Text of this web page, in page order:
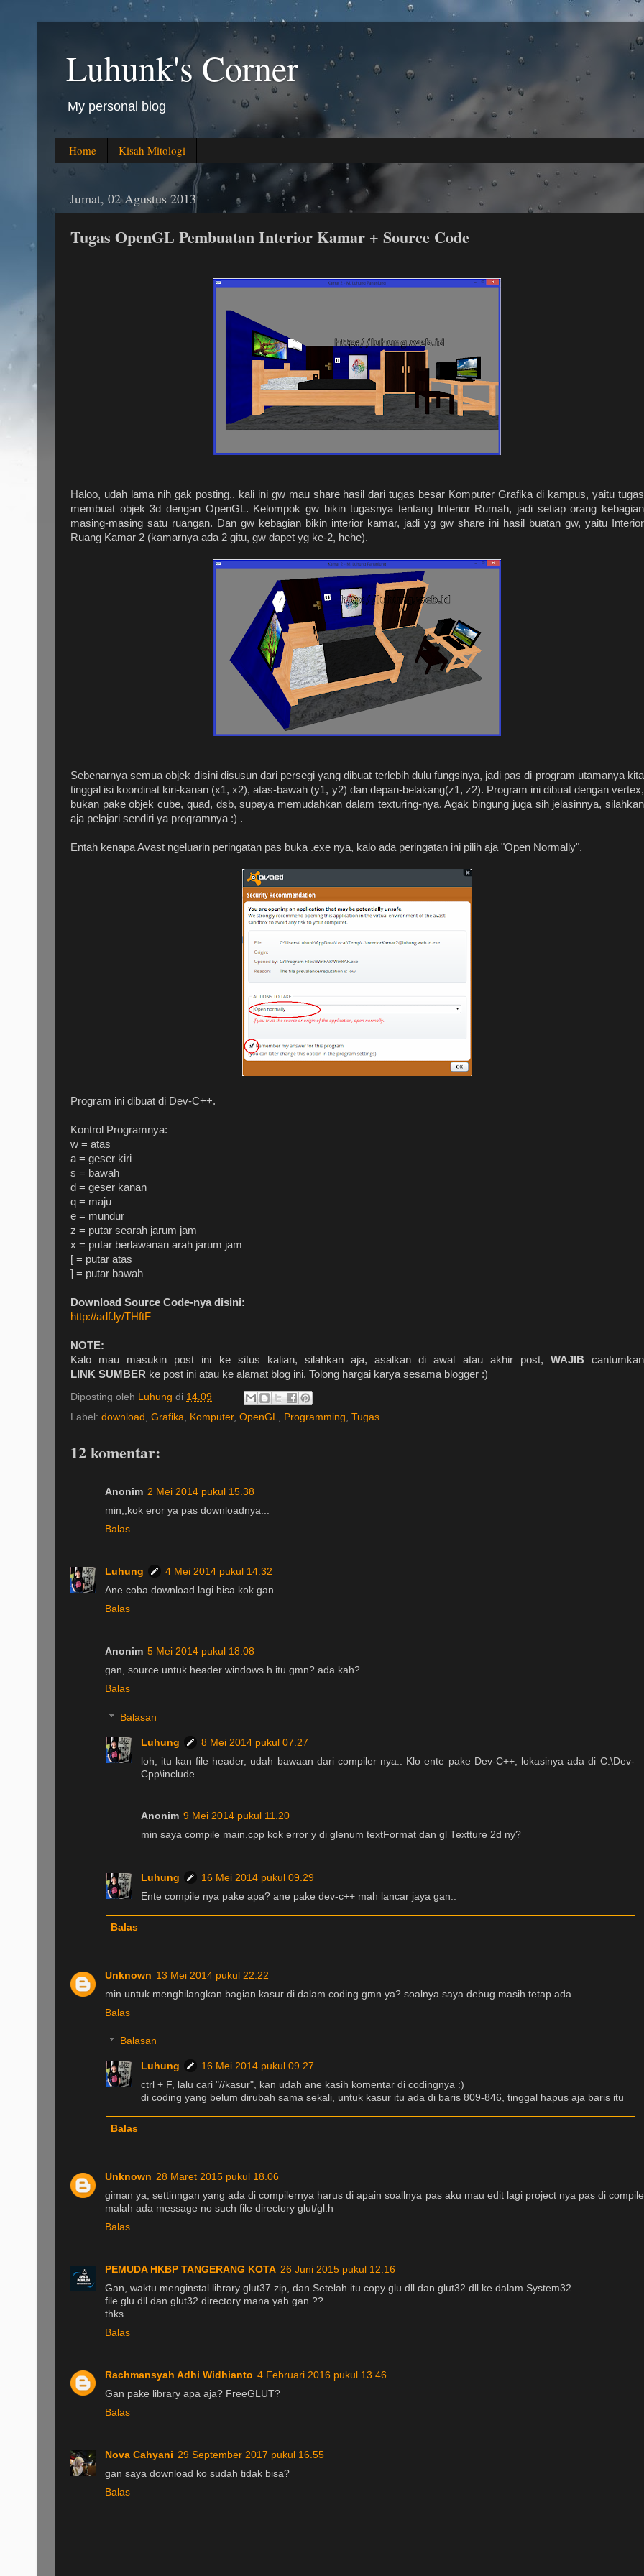
Luhunk's Corner
My personal blog
Home Kisah Mitologi
Jumat, 02 Agustus 2013
Tugas OpenGL Pembuatan Interior Kamar + Source Code
Haloo, udah lama nih gak posting.. kali ini gw mau share hasil dari tugas besar Komputer Grafika di kampus, yaitu tugas
membuat objek 3d dengan OpenGL. Kelompok gw bikin tugasnya tentang Interior Rumah, jadi setiap orang kebagian
masing-masing satu ruangan. Dan gw kebagian bikin interior kamar, jadi yg gw share ini hasil buatan gw, yaitu Interior
Ruang Kamar 2 (kamarnya ada 2 gitu, gw dapet yg ke-2, hehe).
Sebenarnya semua objek disini disusun dari persegi yang dibuat terlebih dulu fungsinya, jadi pas di program utamanya kita
tinggal isi koordinat kiri-kanan (x1, x2), atas-bawah (y1, y2) dan depan-belakang(z1, z2). Program ini dibuat dengan vertex,
bukan pake objek cube, quad, dsb, supaya memudahkan dalam texturing-nya. Agak bingung juga sih jelasinnya, silahkan
aja pelajari sendiri ya programnya :) .
Entah kenapa Avast ngeluarin peringatan pas buka .exe nya, kalo ada peringatan ini pilih aja "Open Normally".
Program ini dibuat di Dev-C++.
Kontrol Programnya:
w = atas
a = geser kiri
s = bawah
d = geser kanan
q = maju
e = mundur
z = putar searah jarum jam
x = putar berlawanan arah jarum jam
[ = putar atas
] = putar bawah
Download Source Code-nya disini:
http://adf.ly/THftF
NOTE:
Kalo mau masukin post ini ke situs kalian, silahkan aja, asalkan di awal atau akhir post, WAJIB cantumkan
LINK SUMBER ke post ini atau ke alamat blog ini. Tolong hargai karya sesama blogger :)
Diposting oleh Luhung di 14.09
Label: download , Grafika, Komputer, OpenGL, Programming, Tugas
12 komentar:
Anonim 2 Mei 2014 pukul 15.38
min,,kok eror ya pas downloadnya...
Balas
Luhung
4 Mei 2014 pukul 14.32
Ane coba download lagi bisa kok gan
Balas
Anonim 5 Mei 2014 pukul 18.08
gan, source untuk header windows.h itu gmn? ada kah?
Balas
Balasan
Luhung
8 Mei 2014 pukul 07.27
loh, itu kan file header, udah bawaan dari compiler nya.. Klo ente pake Dev-C++, lokasinya ada di C:\Dev-
Cpp\include
Anonim 9 Mei 2014 pukul 11.20
min saya compile main.cpp kok error y di glenum textFormat dan gl Textture 2d ny?
Luhung
16 Mei 2014 pukul 09.29
Ente compile nya pake apa? ane pake dev-c++ mah lancar jaya gan..
Balas
Unknown 13 Mei 2014 pukul 22.22
min untuk menghilangkan bagian kasur di dalam coding gmn ya? soalnya saya debug masih tetap ada.
Balas
Balasan
Luhung
16 Mei 2014 pukul 09.27
ctrl + F, lalu cari "//kasur", kan udah ane kasih komentar di codingnya :)
di coding yang belum dirubah sama sekali, untuk kasur itu ada di baris 809-846, tinggal hapus aja baris itu
Balas
Unknown 28 Maret 2015 pukul 18.06
giman ya, settinngan yang ada di compilernya harus di apain soallnya pas aku mau edit lagi project nya pas di compile
malah ada message no such file directory glut/gl.h
Balas
PEMUDA HKBP TANGERANG KOTA 26 Juni 2015 pukul 12.16
Gan, waktu menginstal library glut37.zip, dan Setelah itu copy glu.dll dan glut32.dll ke dalam System32 .
file glu.dll dan glut32 directory mana yah gan ??
thks
Balas
Rachmansyah Adhi Widhianto 4 Februari 2016 pukul 13.46
Gan pake library apa aja? FreeGLUT?
Balas
Nova Cahyani 29 September 2017 pukul 16.55
gan saya download ko sudah tidak bisa?
Balas